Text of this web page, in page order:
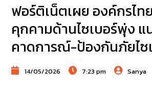
ฟอร์ติเน็ตเผย องค์กรไท
คุกคามด้านไซเบอร์พุ่ง แ
คาดการณ์-ป้องกันภัยไซ
14/05/2026 7:23 pm Sanya